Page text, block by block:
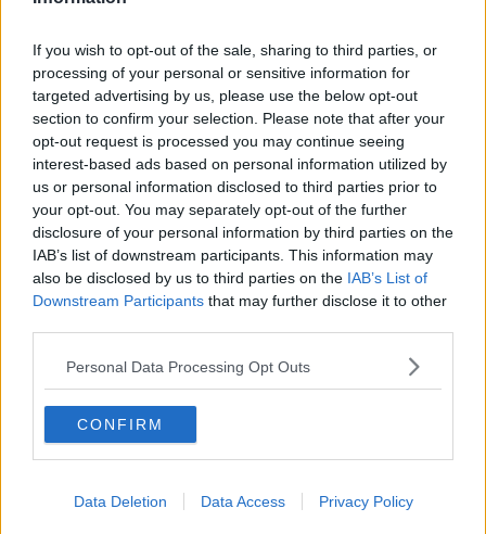
If you wish to opt-out of the sale, sharing to third parties, or
processing of your personal or sensitive information for
targeted advertising by us, please use the below opt-out
section to confirm your selection. Please note that after your
opt-out request is processed you may continue seeing
interest-based ads based on personal information utilized by
us or personal information disclosed to third parties prior to
your opt-out. You may separately opt-out of the further
disclosure of your personal information by third parties on the
IAB’s list of downstream participants. This information may
also be disclosed by us to third parties on the IAB’s List of
Downstream Participants that may further disclose it to other
Personal Data Processing Opt Outs
CONFIRM
Data Deletion Data Access Privacy Policy
passiert ist? Hinterlassen Sie einen Kommentar
und beteiligen Sie sich an derDiskussion
Weiterlesen
Ergebnisse Tre Valli Varesine
2025 | Tadej Pogacar triumphiert
mit souveräner Abfahrtsattacke
„Ein weiser Mann sagte einmal:
Wir werden sehen“ – Roglic über
seine Zukunft bei Red Bull -
BORA - hansgrohe
Jetzt kostenlos den RadsportAktuell-
erhältst du sofort eine E-Mail von uns. Bei